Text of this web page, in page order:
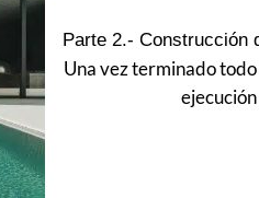
Parte 2.- Construcción
Una vez terminado